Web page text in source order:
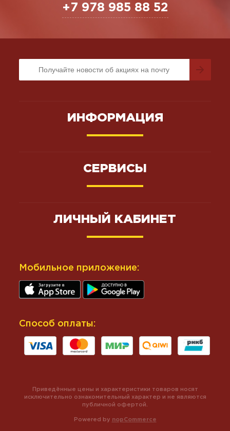
+7 978 985 88 52
ИНФОРМАЦИЯ
СЕРВИСЫ
ЛИЧНЫЙ КАБИНЕТ
Мобильное приложение:
Способ оплаты:
Powered by nopCommerce
Приведённые цены и характеристики товаров носят
исключительно ознакомительный характер и не являются
публичной офертой.